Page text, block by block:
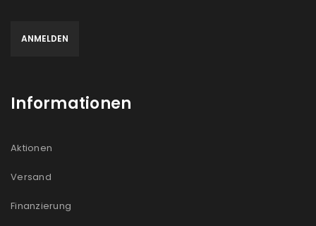
Informationen
Aktionen
Versand
Finanzierung